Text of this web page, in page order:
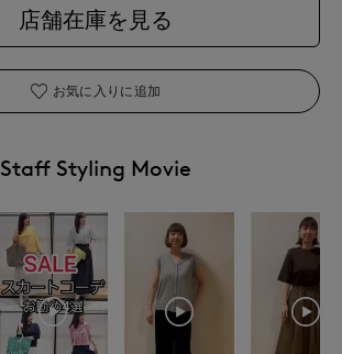
店舗在庫を見る
お気に入りに追加
Staff Styling Movie